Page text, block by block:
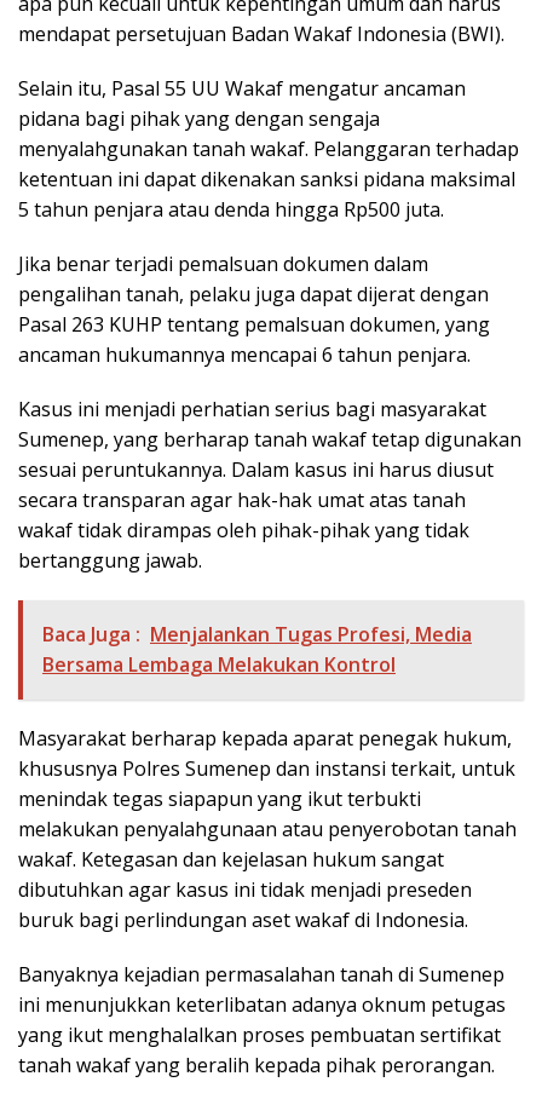
mendapat persetujuan Badan Wakaf Indonesia (BWI).
Selain itu, Pasal 55 UU Wakaf mengatur ancaman
pidana bagi pihak yang dengan sengaja
menyalahgunakan tanah wakaf. Pelanggaran terhadap
ketentuan ini dapat dikenakan sanksi pidana maksimal
5 tahun penjara atau denda hingga Rp500 juta.
Jika benar terjadi pemalsuan dokumen dalam
pengalihan tanah, pelaku juga dapat dijerat dengan
Pasal 263 KUHP tentang pemalsuan dokumen, yang
ancaman hukumannya mencapai 6 tahun penjara.
Kasus ini menjadi perhatian serius bagi masyarakat
Sumenep, yang berharap tanah wakaf tetap digunakan
sesuai peruntukannya. Dalam kasus ini harus diusut
secara transparan agar hak-hak umat atas tanah
wakaf tidak dirampas oleh pihak-pihak yang tidak
bertanggung jawab.
Baca Juga : Menjalankan Tugas Profesi, Media
Bersama Lembaga Melakukan Kontrol
Masyarakat berharap kepada aparat penegak hukum,
khususnya Polres Sumenep dan instansi terkait, untuk
menindak tegas siapapun yang ikut terbukti
melakukan penyalahgunaan atau penyerobotan tanah
wakaf. Ketegasan dan kejelasan hukum sangat
dibutuhkan agar kasus ini tidak menjadi preseden
buruk bagi perlindungan aset wakaf di Indonesia.
Banyaknya kejadian permasalahan tanah di Sumenep
ini menunjukkan keterlibatan adanya oknum petugas
yang ikut menghalalkan proses pembuatan sertifikat
tanah wakaf yang beralih kepada pihak perorangan.